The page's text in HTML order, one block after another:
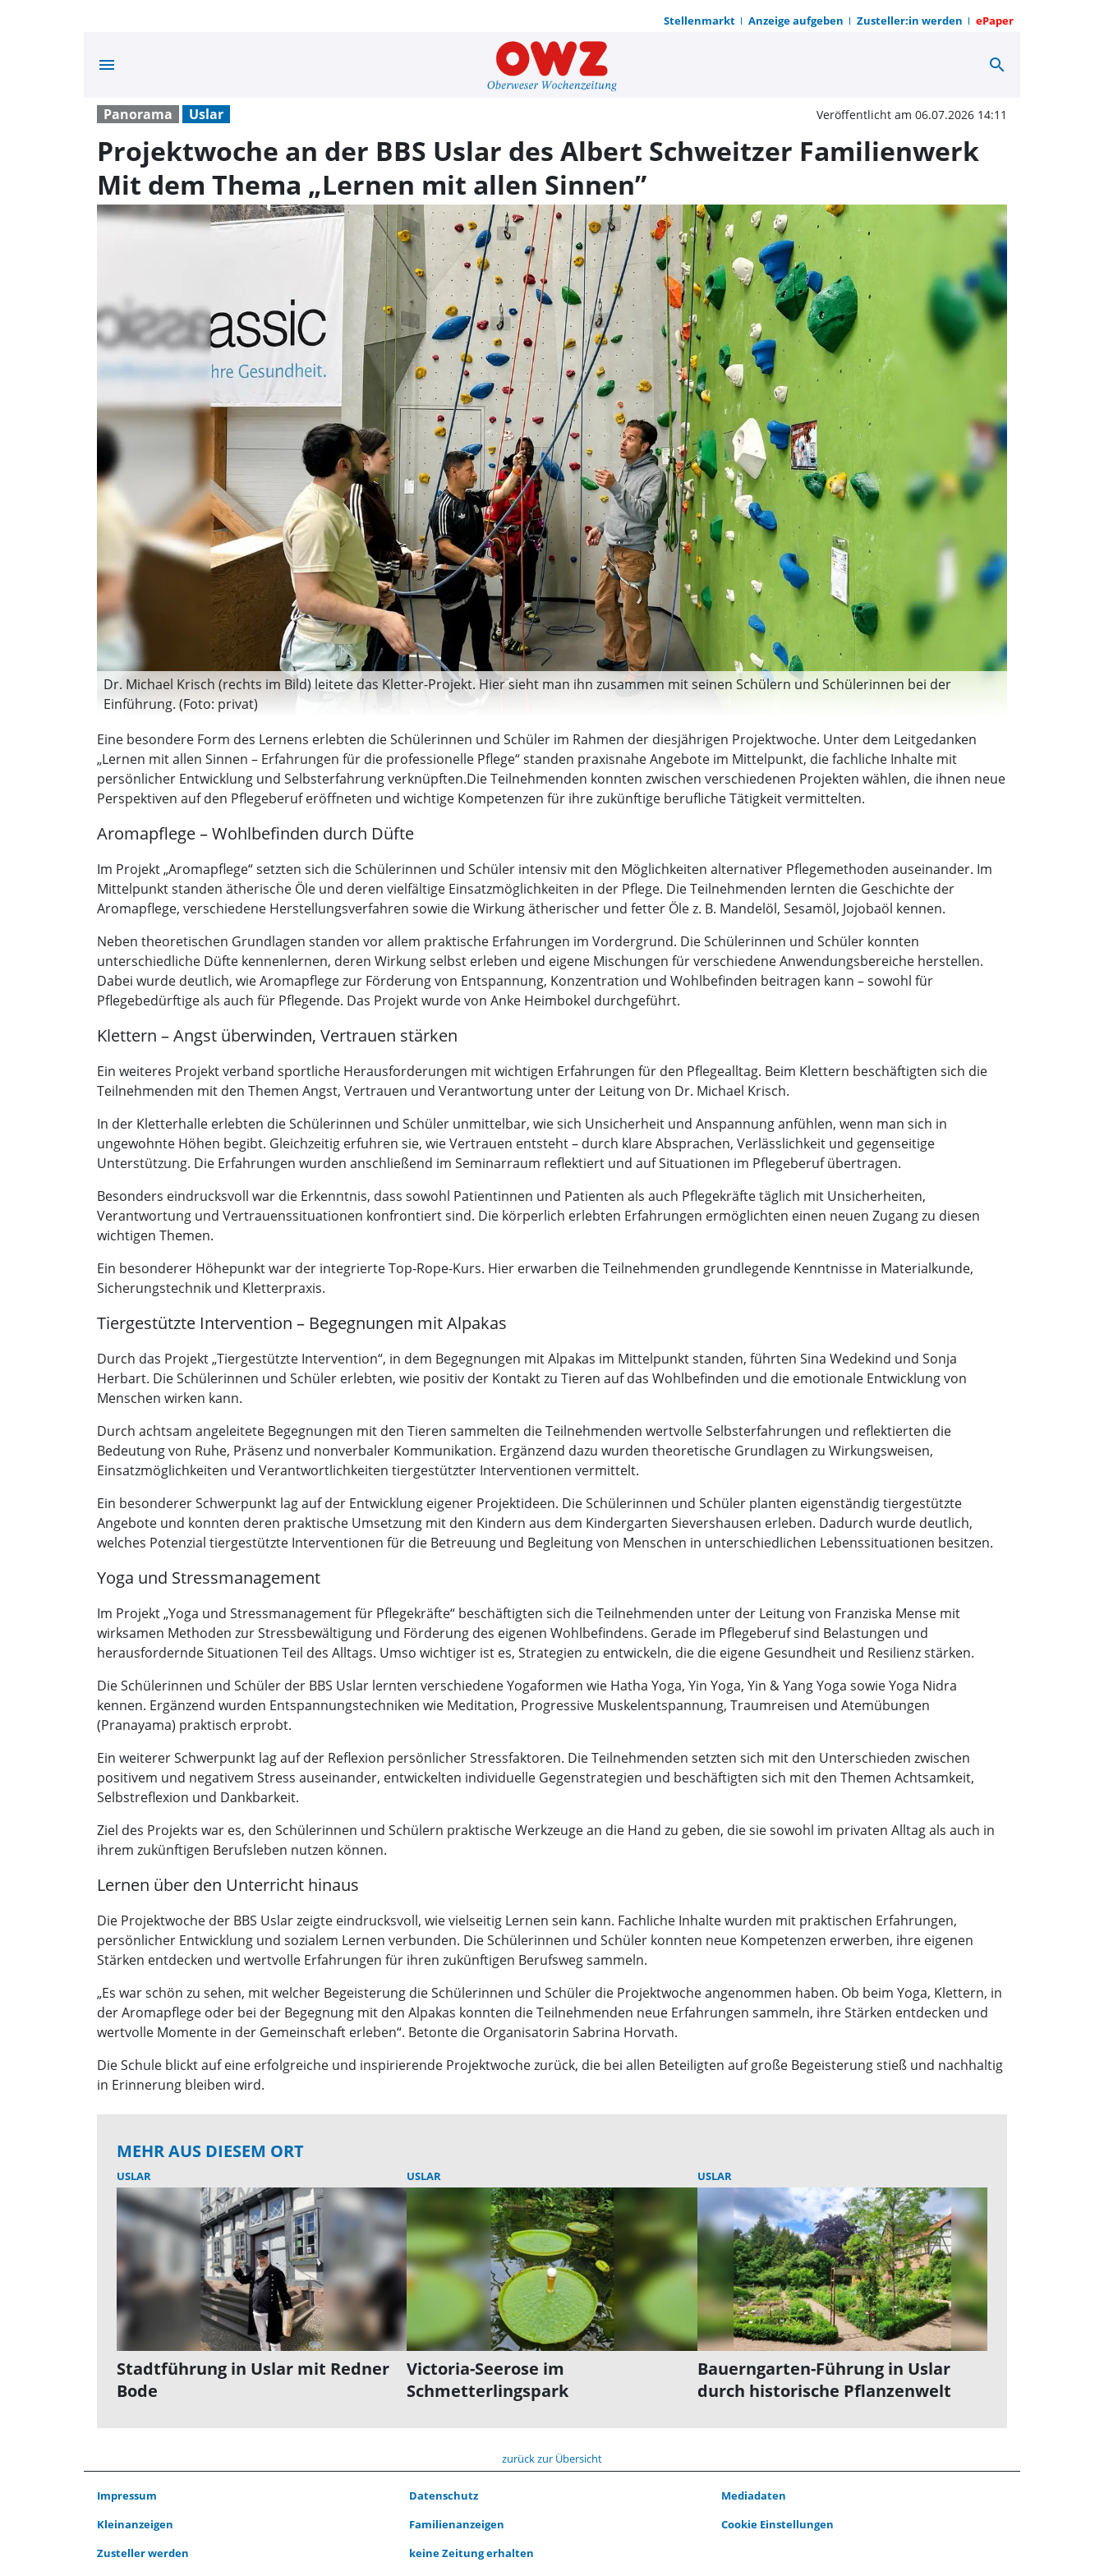
Stellenmarkt Anzeige aufgeben Zusteller:in werden ePaper
menu Projektwoche an der BBS Uslar
search
Panorama Uslar Veröffentlicht am 06.07.2026 14:11
Projektwoche an der BBS Uslar des Albert Schweitzer Familienwerk
Mit dem Thema „Lernen mit allen Sinnen”
Dr. Michael Krisch (rechts im Bild) leitete das Kletter-Projekt. Hier sieht man ihn zusammen mit seinen Schülern und Schülerinnen bei der
Einführung. (Foto: privat)
Eine besondere Form des Lernens erlebten die Schülerinnen und Schüler im Rahmen der diesjährigen Projektwoche. Unter dem Leitgedanken
„Lernen mit allen Sinnen – Erfahrungen für die professionelle Pflege“ standen praxisnahe Angebote im Mittelpunkt, die fachliche Inhalte mit
persönlicher Entwicklung und Selbsterfahrung verknüpften.Die Teilnehmenden konnten zwischen verschiedenen Projekten wählen, die ihnen neue
Perspektiven auf den Pflegeberuf eröffneten und wichtige Kompetenzen für ihre zukünftige berufliche Tätigkeit vermittelten.
Aromapflege – Wohlbefinden durch Düfte
Im Projekt „Aromapflege“ setzten sich die Schülerinnen und Schüler intensiv mit den Möglichkeiten alternativer Pflegemethoden auseinander. Im
Mittelpunkt standen ätherische Öle und deren vielfältige Einsatzmöglichkeiten in der Pflege. Die Teilnehmenden lernten die Geschichte der
Aromapflege, verschiedene Herstellungsverfahren sowie die Wirkung ätherischer und fetter Öle z. B. Mandelöl, Sesamöl, Jojobaöl kennen.
Neben theoretischen Grundlagen standen vor allem praktische Erfahrungen im Vordergrund. Die Schülerinnen und Schüler konnten
unterschiedliche Düfte kennenlernen, deren Wirkung selbst erleben und eigene Mischungen für verschiedene Anwendungsbereiche herstellen.
Dabei wurde deutlich, wie Aromapflege zur Förderung von Entspannung, Konzentration und Wohlbefinden beitragen kann – sowohl für
Pflegebedürftige als auch für Pflegende. Das Projekt wurde von Anke Heimbokel durchgeführt.
Klettern – Angst überwinden, Vertrauen stärken
Ein weiteres Projekt verband sportliche Herausforderungen mit wichtigen Erfahrungen für den Pflegealltag. Beim Klettern beschäftigten sich die
Teilnehmenden mit den Themen Angst, Vertrauen und Verantwortung unter der Leitung von Dr. Michael Krisch.
In der Kletterhalle erlebten die Schülerinnen und Schüler unmittelbar, wie sich Unsicherheit und Anspannung anfühlen, wenn man sich in
ungewohnte Höhen begibt. Gleichzeitig erfuhren sie, wie Vertrauen entsteht – durch klare Absprachen, Verlässlichkeit und gegenseitige
Unterstützung. Die Erfahrungen wurden anschließend im Seminarraum reflektiert und auf Situationen im Pflegeberuf übertragen.
Besonders eindrucksvoll war die Erkenntnis, dass sowohl Patientinnen und Patienten als auch Pflegekräfte täglich mit Unsicherheiten,
Verantwortung und Vertrauenssituationen konfrontiert sind. Die körperlich erlebten Erfahrungen ermöglichten einen neuen Zugang zu diesen
wichtigen Themen.
Ein besonderer Höhepunkt war der integrierte Top-Rope-Kurs. Hier erwarben die Teilnehmenden grundlegende Kenntnisse in Materialkunde,
Sicherungstechnik und Kletterpraxis.
Tiergestützte Intervention – Begegnungen mit Alpakas
Durch das Projekt „Tiergestützte Intervention“, in dem Begegnungen mit Alpakas im Mittelpunkt standen, führten Sina Wedekind und Sonja
Herbart. Die Schülerinnen und Schüler erlebten, wie positiv der Kontakt zu Tieren auf das Wohlbefinden und die emotionale Entwicklung von
Menschen wirken kann.
Durch achtsam angeleitete Begegnungen mit den Tieren sammelten die Teilnehmenden wertvolle Selbsterfahrungen und reflektierten die
Bedeutung von Ruhe, Präsenz und nonverbaler Kommunikation. Ergänzend dazu wurden theoretische Grundlagen zu Wirkungsweisen,
Einsatzmöglichkeiten und Verantwortlichkeiten tiergestützter Interventionen vermittelt.
Ein besonderer Schwerpunkt lag auf der Entwicklung eigener Projektideen. Die Schülerinnen und Schüler planten eigenständig tiergestützte
Angebote und konnten deren praktische Umsetzung mit den Kindern aus dem Kindergarten Sievershausen erleben. Dadurch wurde deutlich,
welches Potenzial tiergestützte Interventionen für die Betreuung und Begleitung von Menschen in unterschiedlichen Lebenssituationen besitzen.
Yoga und Stressmanagement
Im Projekt „Yoga und Stressmanagement für Pflegekräfte“ beschäftigten sich die Teilnehmenden unter der Leitung von Franziska Mense mit
wirksamen Methoden zur Stressbewältigung und Förderung des eigenen Wohlbefindens. Gerade im Pflegeberuf sind Belastungen und
herausfordernde Situationen Teil des Alltags. Umso wichtiger ist es, Strategien zu entwickeln, die die eigene Gesundheit und Resilienz stärken.
Die Schülerinnen und Schüler der BBS Uslar lernten verschiedene Yogaformen wie Hatha Yoga, Yin Yoga, Yin & Yang Yoga sowie Yoga Nidra
kennen. Ergänzend wurden Entspannungstechniken wie Meditation, Progressive Muskelentspannung, Traumreisen und Atemübungen
(Pranayama) praktisch erprobt.
Ein weiterer Schwerpunkt lag auf der Reflexion persönlicher Stressfaktoren. Die Teilnehmenden setzten sich mit den Unterschieden zwischen
positivem und negativem Stress auseinander, entwickelten individuelle Gegenstrategien und beschäftigten sich mit den Themen Achtsamkeit,
Selbstreflexion und Dankbarkeit.
Ziel des Projekts war es, den Schülerinnen und Schülern praktische Werkzeuge an die Hand zu geben, die sie sowohl im privaten Alltag als auch in
ihrem zukünftigen Berufsleben nutzen können.
Lernen über den Unterricht hinaus
Die Projektwoche der BBS Uslar zeigte eindrucksvoll, wie vielseitig Lernen sein kann. Fachliche Inhalte wurden mit praktischen Erfahrungen,
persönlicher Entwicklung und sozialem Lernen verbunden. Die Schülerinnen und Schüler konnten neue Kompetenzen erwerben, ihre eigenen
Stärken entdecken und wertvolle Erfahrungen für ihren zukünftigen Berufsweg sammeln.
„Es war schön zu sehen, mit welcher Begeisterung die Schülerinnen und Schüler die Projektwoche angenommen haben. Ob beim Yoga, Klettern, in
der Aromapflege oder bei der Begegnung mit den Alpakas konnten die Teilnehmenden neue Erfahrungen sammeln, ihre Stärken entdecken und
wertvolle Momente in der Gemeinschaft erleben“. Betonte die Organisatorin Sabrina Horvath.
Die Schule blickt auf eine erfolgreiche und inspirierende Projektwoche zurück, die bei allen Beteiligten auf große Begeisterung stieß und nachhaltig
in Erinnerung bleiben wird.
MEHR AUS DIESEM ORT
USLAR
Stadtführung in Uslar mit Redner
Bode
USLAR
Victoria-Seerose im
Schmetterlingspark
USLAR
Bauerngarten-Führung in Uslar
durch historische Pflanzenwelt
zurück zur Übersicht
Impressum Datenschutz
Mediadaten
Kleinanzeigen
Familienanzeigen
Cookie Einstellungen
Zusteller werden
keine Zeitung erhalten